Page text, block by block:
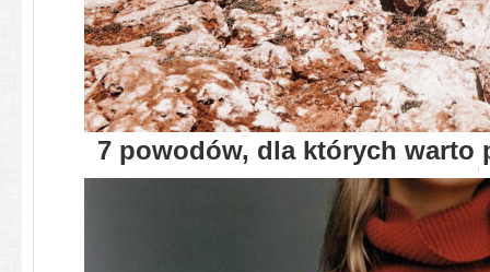
7 powodów, dla których warto
Veni. Vidi. Vici. Majorkę